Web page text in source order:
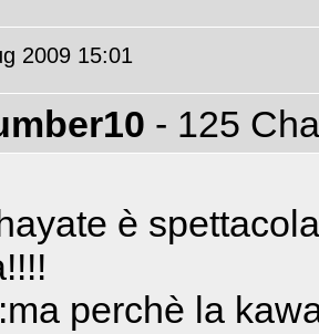
2009 15:01
- 125
è
perchè la